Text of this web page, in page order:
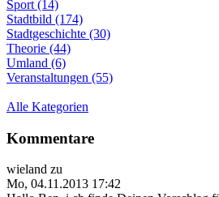
Sport (14)
Stadtbild (174)
Stadtgeschichte (30)
Theorie (44)
Umland (6)
Veranstaltungen (55)
Alle Kategorien
Kommentare
wieland zu
Mo, 04.11.2013 17:42